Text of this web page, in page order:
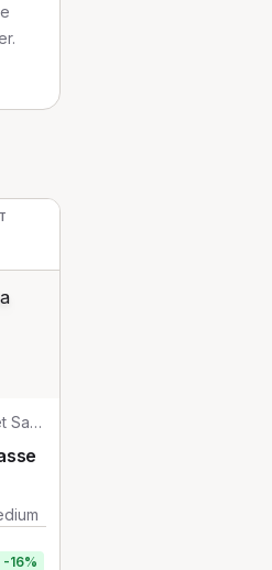
Cabernet Sauvignon
-16%